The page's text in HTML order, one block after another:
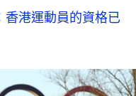
香港運動員的資格已